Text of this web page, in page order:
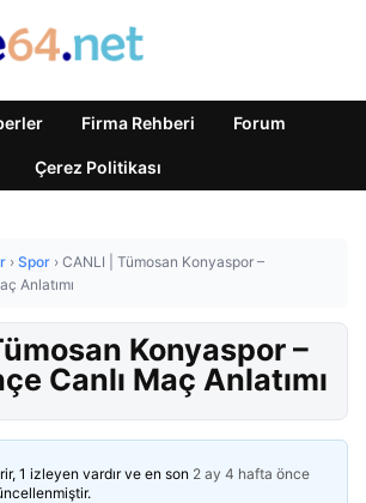
Firma Rehberi Forum
Çerez Politikası
› Spor › CANLI | Tümosan Konyaspor –
Anlatımı
Konyaspor –
Canlı Maç Anlatımı
1 izleyen vardır ve en son 2 ay 4 hafta önce